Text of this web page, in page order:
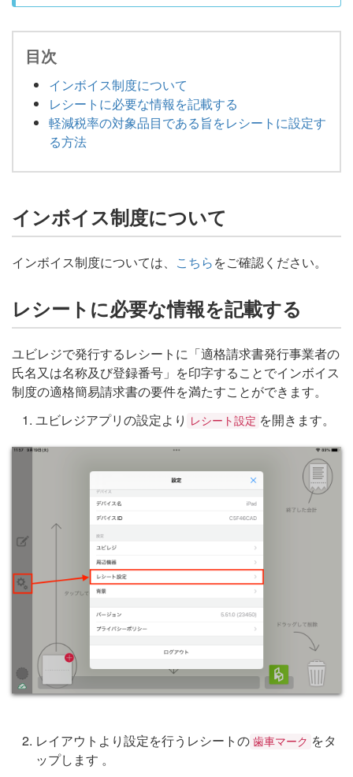
目次
インボイス制度について
レシートに必要な情報を記載する
軽減税率の対象品目である旨をレシートに設定す
る方法
インボイス制度について
インボイス制度については、 こちらをご確認ください。
レシートに必要な情報を記載する
ユビレジで発行するレシートに「適格請求書発行事業者の
氏名又は名称及び登録番号」を印字することでインボイス
制度の適格簡易請求書の要件を満たすことができます。
ユビレジアプリの設定より
レシート設定 を開きます。
レイアウトより設定を行うレシートの 歯車マーク をタ
ップします 。